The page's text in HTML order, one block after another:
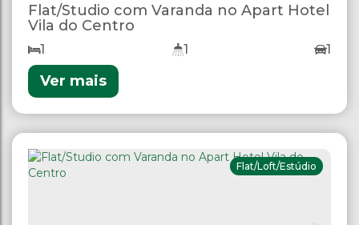
Flat/Studio com Varanda no Apart Hotel
Vila do Centro
1 1 1
Ver mais
Flat/Loft/Estúdio